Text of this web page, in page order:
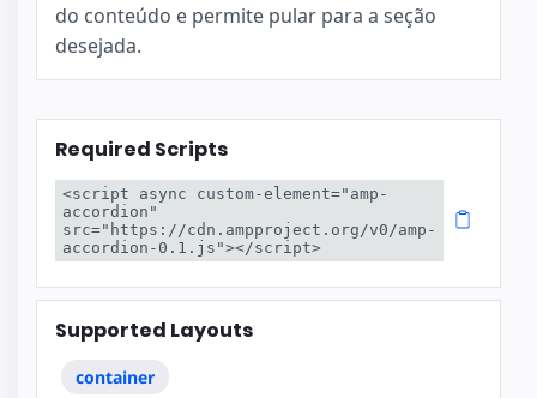
do conteúdo e permite pular para a seção
desejada.
Required Scripts
<script async custom-element="amp-
accordion"
src="https://cdn.ampproject.org/v0/amp-
accordion-0.1.js"></script>
Supported Layouts
container